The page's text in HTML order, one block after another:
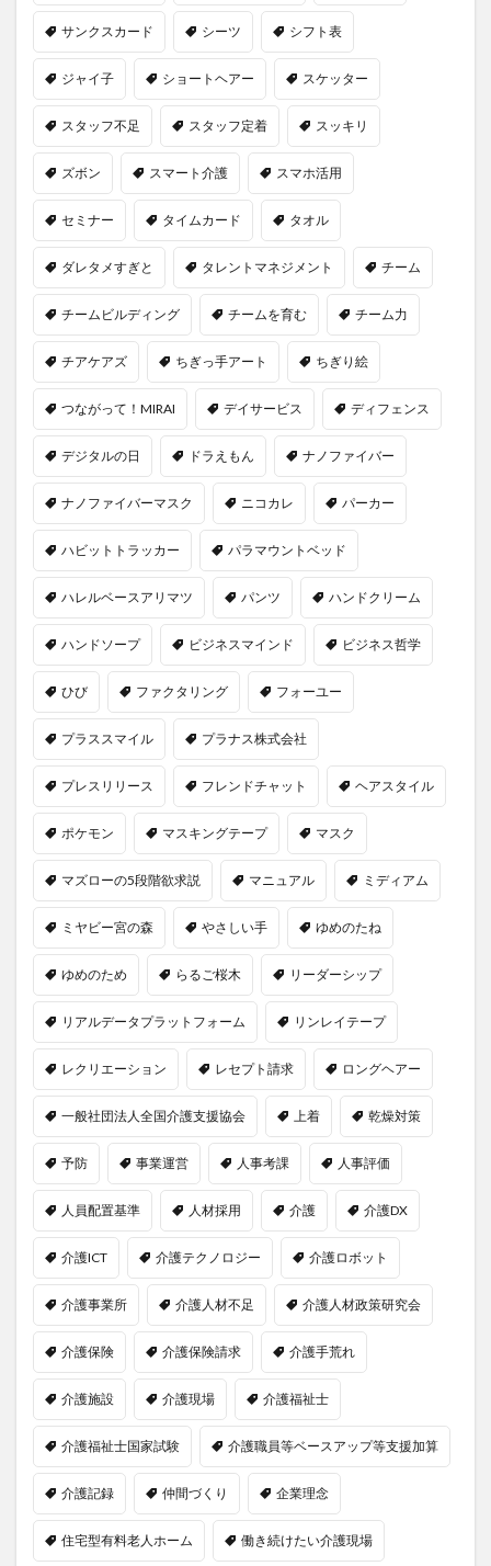
サンクスカード シーツ シフト表
ジャイ子 ショートヘアー スケッター
スタッフ不足 スタッフ定着 スッキリ
ズボン スマート介護 スマホ活用
セミナー タイムカード タオル
ダレタメすぎと タレントマネジメント チーム
チームビルディング チームを育む チーム力
チアケアズ ちぎっ手アート ちぎり絵
つながって！MIRAI デイサービス ディフェンス
デジタルの日 ドラえもん ナノファイバー
ナノファイバーマスク ニコカレ パーカー
ハビットトラッカー パラマウントベッド
ハレルベースアリマツ パンツ ハンドクリーム
ハンドソープ ビジネスマインド ビジネス哲学
ひび ファクタリング フォーユー
プラススマイル プラナス株式会社
プレスリリース フレンドチャット ヘアスタイル
ポケモン マスキングテープ マスク
マズローの5段階欲求説 マニュアル ミディアム
ミヤビー宮の森 やさしい手 ゆめのたね
ゆめのため らるご桜木 リーダーシップ
リアルデータプラットフォーム リンレイテープ
レクリエーション レセプト請求 ロングヘアー
一般社団法人全国介護支援協会 上着 乾燥対策
予防 事業運営 人事考課 人事評価
人員配置基準 人材採用 介護 介護DX
介護ICT 介護テクノロジー 介護ロボット
介護事業所 介護人材不足 介護人材政策研究会
介護保険 介護保険請求 介護手荒れ
介護施設 介護現場 介護福祉士
介護福祉士国家試験 介護職員等ベースアップ等支援加算
介護記録 仲間づくり 企業理念
住宅型有料老人ホーム 働き続けたい介護現場